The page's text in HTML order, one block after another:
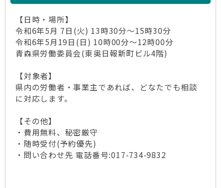
【日時・場所】
令和6年5月 7日(火) 13時30分～15時30分
令和6年5月19日(日) 10時00分～12時00分
青森県労働委員会(東奥日報新町ビル4階)
【対象者】
県内の労働者・事業主であれば、どなたでも相談
に対応します。
【その他】
・費用無料、秘密厳守
・随時受付(予約優先)
・問い合わせ先 電話番号:017-734-9832